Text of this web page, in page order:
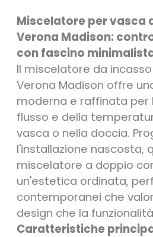
Miscelatore per vasca
Verona Madison:
Il miscelatore da
Verona Madison offre
moderna e raffinata per
flusso e della
vasca o nella doccia.
l'installazione nascosta,
miscelatore a doppio
un'estetica ordinata,
contemporanei che
design che la
Caratteristiche